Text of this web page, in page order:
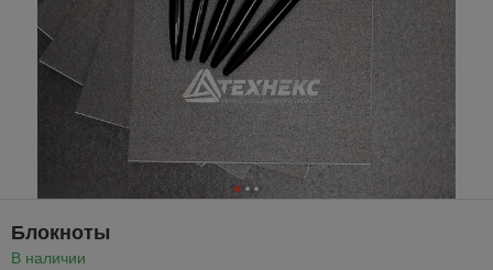
Блокноты
В наличии